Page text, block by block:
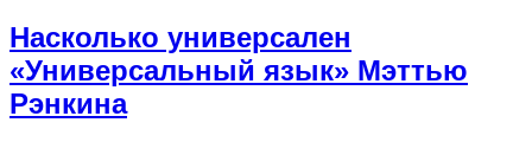
Насколько универсален
«Универсальный язык» Мэттью
Рэнкина